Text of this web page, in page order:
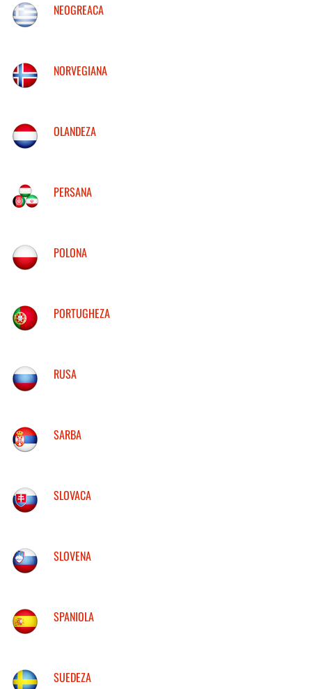
NEOGREACA
NORVEGIANA
OLANDEZA
PERSANA
POLONA
PORTUGHEZA
RUSA
SARBA
SLOVACA
SLOVENA
SPANIOLA
SUEDEZA